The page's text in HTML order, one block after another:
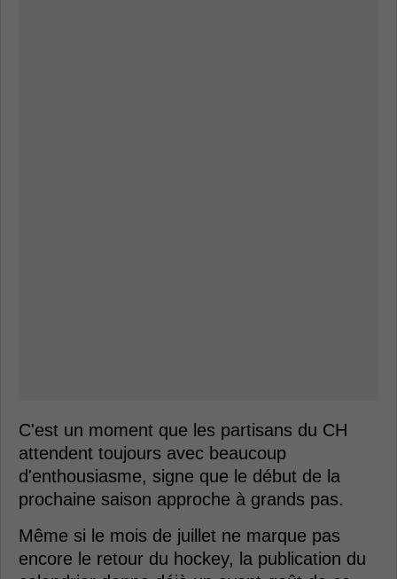
C'est un moment que les partisans du CH
attendent toujours avec beaucoup
d'enthousiasme, signe que le début de la
prochaine saison approche à grands pas.
Même si le mois de juillet ne marque pas
encore le retour du hockey, la publication du